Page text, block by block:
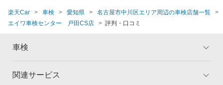
楽天Car 車検 愛知県
名古屋市中川区エリア周辺の車検店舗一覧
エイワ車検センター 戸田CS店
評判・口コミ
車検
トップ
関連サービス